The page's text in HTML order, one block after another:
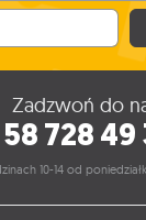
Zadzwoń do
58 728 49
10-14 od